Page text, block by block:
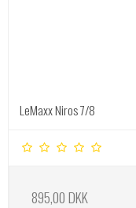
LeMaxx Niros 7/8
895,00 DKK